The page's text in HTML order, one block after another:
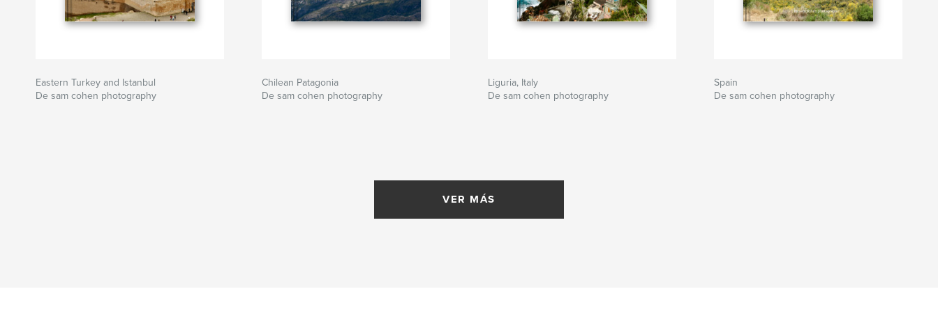
Eastern Turkey and Istanbul
De sam cohen photography
Chilean Patagonia
De sam cohen photography
Liguria, Italy
De sam cohen photography
Spain
De sam cohen photography
VER MÁS